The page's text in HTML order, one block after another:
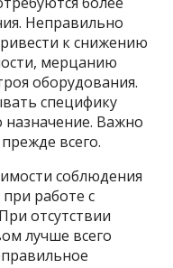
Неправильно
к снижению
мерцанию
оборудования.
специфику
назначение. Важно
всего.
соблюдения
работе с
отсутствии
лучше всего